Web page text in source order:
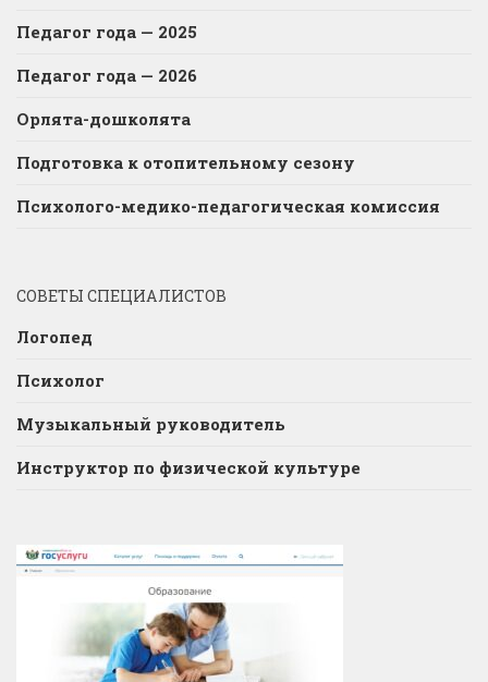
Педагог года — 2025
Педагог года — 2026
Орлята-дошколята
Подготовка к отопительному сезону
Психолого-медико-педагогическая комиссия
СОВЕТЫ СПЕЦИАЛИСТОВ
Логопед
Психолог
Музыкальный руководитель
Инструктор по физической культуре